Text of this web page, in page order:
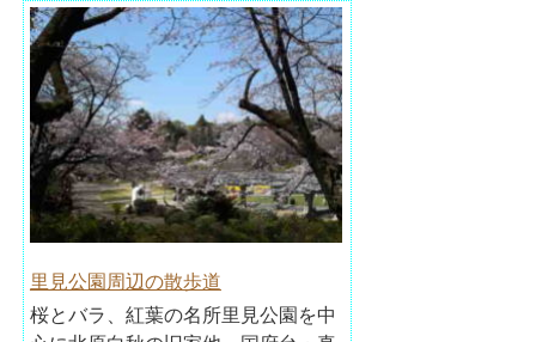
里見公園周辺の散歩道
桜とバラ、紅葉の名所里見公園を中